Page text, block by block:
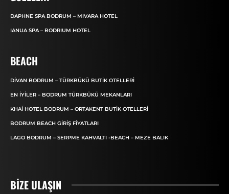
DAPHNE SPA BODRUM – MIVARA HOTEL
IANUA SPA – BODRIUM HOTEL
BEACH
DIVAN BODRUM – TÜRKBÜKÜ BUTIK OTELLERI
EN İYILER – BODRUM TÜRKBÜKÜ MEKANLARI
KHAI HOTEL BODRUM – ORTAKENT BUTIK OTELLERI
BODRUM BEACH GIRIŞ FIYATLARI
LAGO BODRUM – SERPME KAHVALTI -BEACH – MEZE BALIK
BIZE ULAŞIN